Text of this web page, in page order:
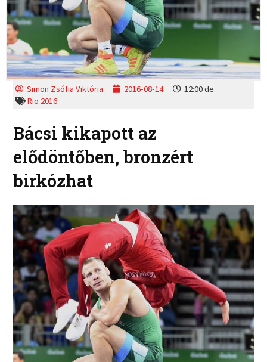
Simon Zsófia Viktória 2016-08-14
12:00 de.
Rio 2016
Bácsi kikapott az
elődöntőben, bronzért
birkózhat